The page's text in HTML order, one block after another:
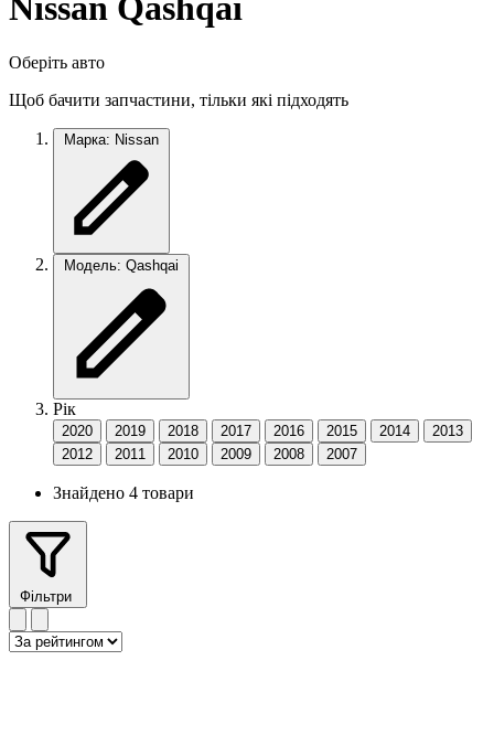
Nissan Qashqai
Оберіть авто
Щоб бачити запчастини, тільки які підходять
Марка: Nissan
Модель: Qashqai
Рік
2020 2019 2018 2017 2016 2015 2014
2013
2012
2011 2010 2009 2008 2007
Знайдено 4 товари
Фільтри